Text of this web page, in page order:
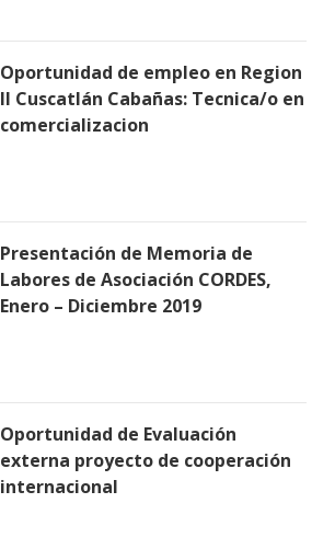
Oportunidad de empleo en Region
II Cuscatlán Cabañas: Tecnica/o en
comercializacion
Presentación de Memoria de
Labores de Asociación CORDES,
Enero – Diciembre 2019
Oportunidad de Evaluación
externa proyecto de cooperación
internacional